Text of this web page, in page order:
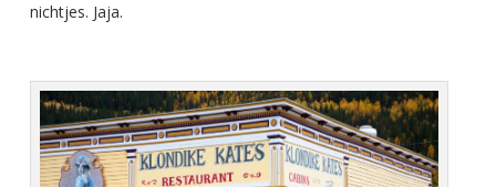
nichtjes. Jaja.